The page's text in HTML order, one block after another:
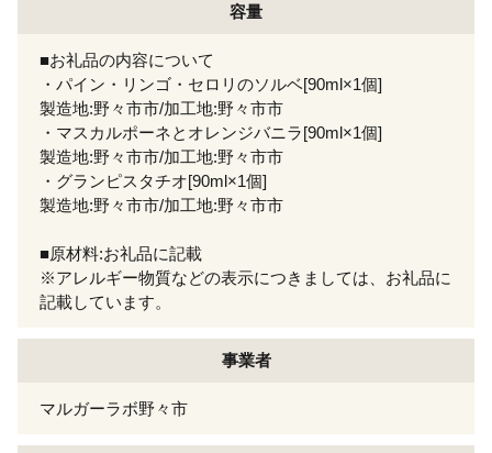
容量
■お礼品の内容について
・パイン・リンゴ・セロリのソルベ[90ml×1個]
製造地:野々市市/加工地:野々市市
・マスカルポーネとオレンジバニラ[90ml×1個]
製造地:野々市市/加工地:野々市市
・グランピスタチオ[90ml×1個]
製造地:野々市市/加工地:野々市市
■原材料:お礼品に記載
※アレルギー物質などの表示につきましては、お礼品に
記載しています。
事業者
マルガーラボ野々市